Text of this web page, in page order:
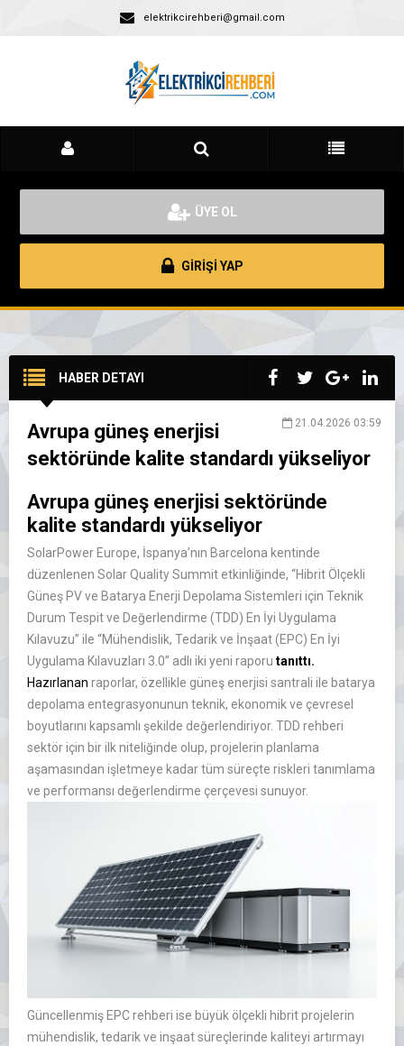
elektrikcirehberi@gmail.com
ÜYE OL
GİRİŞİ YAP
HABER DETAYI
21.04.2026 03:59
Avrupa güneş enerjisi
sektöründe kalite standardı yükseliyor
Avrupa güneş enerjisi sektöründe
kalite standardı yükseliyor
SolarPower Europe, İspanya’nın Barcelona kentinde
düzenlenen Solar Quality Summit etkinliğinde, “Hibrit Ölçekli
Güneş PV ve Batarya Enerji Depolama Sistemleri için Teknik
Durum Tespit ve Değerlendirme (TDD) En İyi Uygulama
Kılavuzu” ile “Mühendislik, Tedarik ve İnşaat (EPC) En İyi
Uygulama Kılavuzları 3.0” adlı iki yeni raporu tanıttı.
Hazırlanan raporlar, özellikle güneş enerjisi santrali ile batarya
depolama entegrasyonunun teknik, ekonomik ve çevresel
boyutlarını kapsamlı şekilde değerlendiriyor. TDD rehberi
sektör için bir ilk niteliğinde olup, projelerin planlama
aşamasından işletmeye kadar tüm süreçte riskleri tanımlama
ve performansı değerlendirme çerçevesi sunuyor.
Güncellenmiş EPC rehberi ise büyük ölçekli hibrit projelerin
mühendislik, tedarik ve inşaat süreçlerinde kaliteyi artırmayı